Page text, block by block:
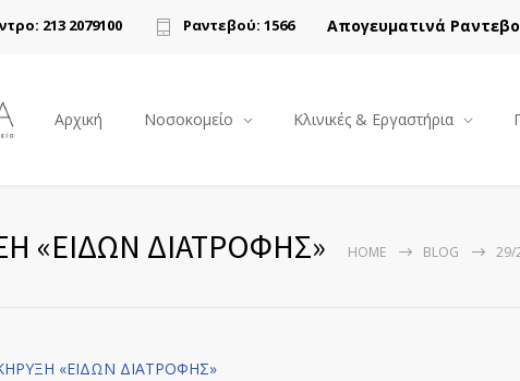
213 2079100 Ραντεβού: 1566 Απογευματινά
Αρχική Νοσοκομείο Κλινικές & Εργαστήρια
«ΕΙΔΩΝ ΔΙΑΤΡΟΦΗΣ» HOME BLOG 29/
«ΕΙΔΩΝ ΔΙΑΤΡΟΦΗΣ»